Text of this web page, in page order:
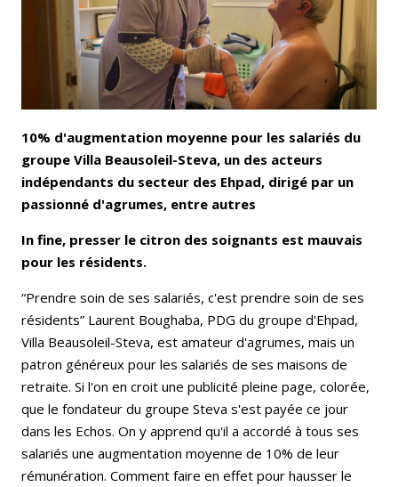
Bluesky Whatsapp
10% d'augmentation moyenne pour les salariés du
groupe Villa Beausoleil-Steva, un des acteurs
indépendants du secteur des Ehpad, dirigé par un
passionné d'agrumes, entre autres
In fine, presser le citron des soignants est mauvais
pour les résidents.
“Prendre soin de ses salariés, c'est prendre soin de ses
résidents” Laurent Boughaba, PDG du groupe d'Ehpad,
Villa Beausoleil-Steva, est amateur d'agrumes, mais un
patron généreux pour les salariés de ses maisons de
retraite. Si l'on en croit une publicité pleine page, colorée,
que le fondateur du groupe Steva s'est payée ce jour
dans les Echos. On y apprend qu'il a accordé à tous ses
salariés une augmentation moyenne de 10% de leur
rémunération. Comment faire en effet pour hausser le